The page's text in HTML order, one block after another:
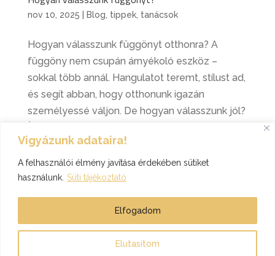
Vigyázunk adataira!
A felhasználói élmény javítása érdekében sütiket
használunk. Süti tájékoztató
Elutasítom
Elfogadom
nov 10, 2025 Blog tippek, tanácsok
Hogyan válasszunk függönyt otthonra? A
függöny nem csupán árnyékoló eszköz –
sokkal több annál. Hangulatot teremt, stílust ad,
és segít abban, hogy otthonunk igazán
személyessé váljon. De hogyan válasszunk jól?
ne csak szép,...
« Régebbi bejegyzések
T-Mix 2003. Kft. honlapja - Minden jog fenntartva! - 2026.